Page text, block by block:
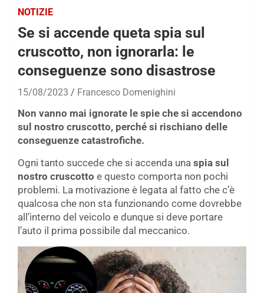
NOTIZIE
Se si accende queta spia sul
cruscotto, non ignorarla: le
conseguenze sono disastrose
15/08/2023 Francesco Domenighini
Non vanno mai ignorate le spie che si accendono
sul nostro cruscotto, perché si rischiano delle
conseguenze catastrofiche.
Ogni tanto succede che si accenda una spia sul
nostro cruscotto e questo comporta non pochi
problemi. La motivazione è legata al fatto che c’è
qualcosa che non sta funzionando come dovrebbe
all’interno del veicolo e dunque si deve portare
l’auto il prima possibile dal meccanico.